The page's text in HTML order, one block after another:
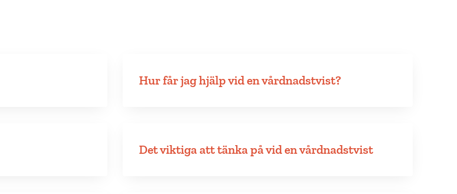
Hur får jag hjälp vid en vårdnadstvist?
Det viktiga att tänka på vid en vårdnadstvist